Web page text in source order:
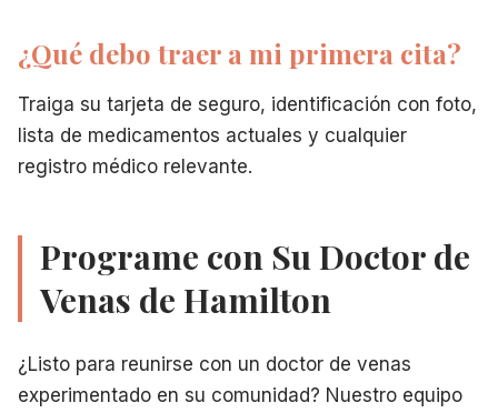
¿Qué debo traer a mi primera cita?
Traiga su tarjeta de seguro, identificación con foto,
lista de medicamentos actuales y cualquier
registro médico relevante.
Programe con Su Doctor de
Venas de Hamilton
¿Listo para reunirse con un doctor de venas
experimentado en su comunidad? Nuestro equipo